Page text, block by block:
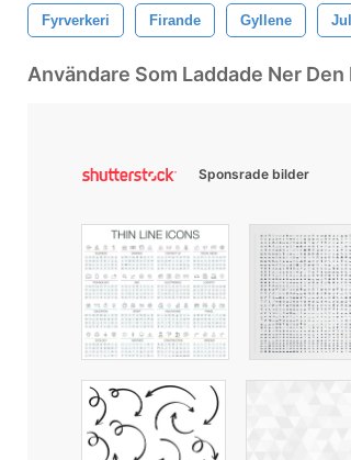
Fyrverkeri Firande Gyllene Jul
Användare Som Laddade Ner
Sponsrade bilder